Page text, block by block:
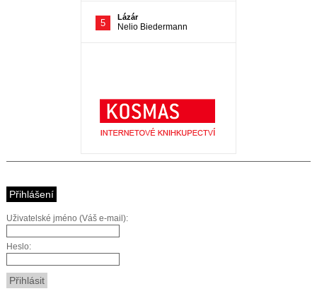
Přihlášení
Uživatelské jméno (Váš e-mail):
Heslo: